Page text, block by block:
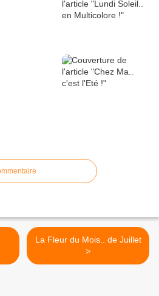
La Fleur du Mois.. de Juillet
>